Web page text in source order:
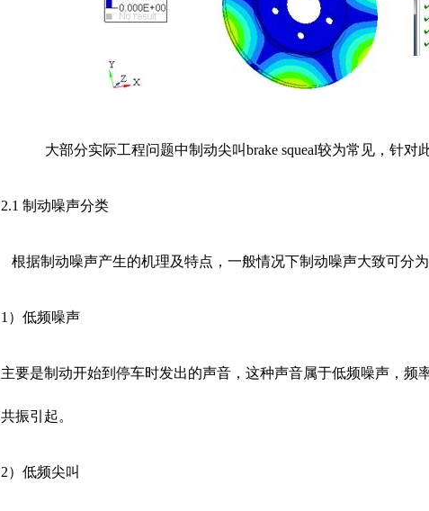
大部分实际工程问题中制动尖叫brake squeal较为常见，针对
2.1 制动噪声分类
根据制动噪声产生的机理及特点，一般情况下制动噪声大致可分为
1）低频噪声
主要是制动开始到停车时发出的声音，这种声音属于低频噪声，频
共振引起。
2）低频尖叫